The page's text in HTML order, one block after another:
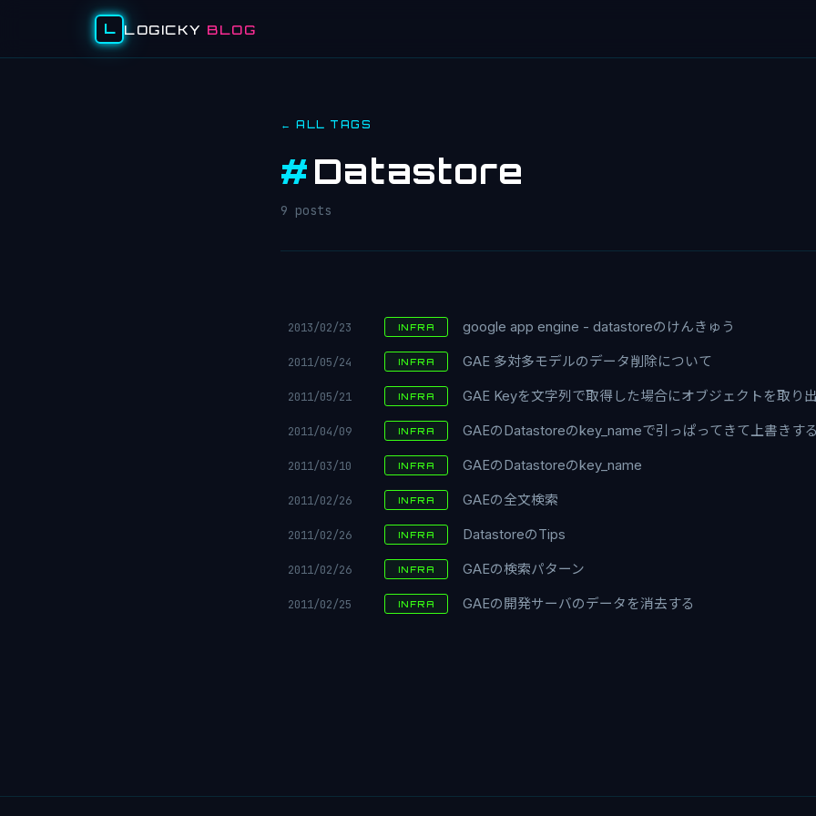
L LOGICKY BLOG
← ALL TAGS
#Datastore
9 posts
2013/02/23 INFRA google app engine - datastoreのけんきゅう
2011/05/24 INFRA GAE 多対多モデルのデータ削除について
2011/05/21 INFRA GAE Keyを文字列で取得した場合にオブジェクトを取り
2011/04/09 INFRA GAEのDatastoreのkey_nameで引っぱってきて上書きす
2011/03/10 INFRA GAEのDatastoreのkey_name
2011/02/26 INFRA GAEの全文検索
2011/02/26 INFRA DatastoreのTips
2011/02/26 INFRA GAEの検索パターン
2011/02/25 INFRA GAEの開発サーバのデータを消去する